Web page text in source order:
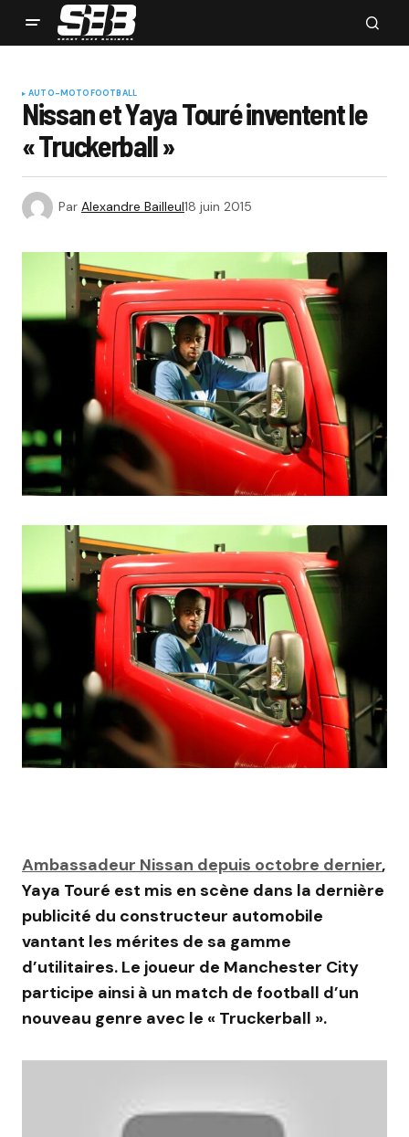
AUTO-MOTOFOOTBALL
Nissan et Yaya Touré inventent le
« Truckerball »
Par Alexandre Bailleul18 juin 2015
Ambassadeur Nissan depuis octobre dernier,
Yaya Touré est mis en scène dans la dernière
publicité du constructeur automobile
vantant les mérites de sa gamme
d’utilitaires. Le joueur de Manchester City
participe ainsi à un match de football d’un
nouveau genre avec le « Truckerball ».